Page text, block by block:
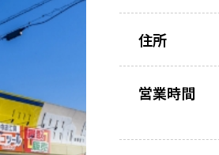
住所
営業時間